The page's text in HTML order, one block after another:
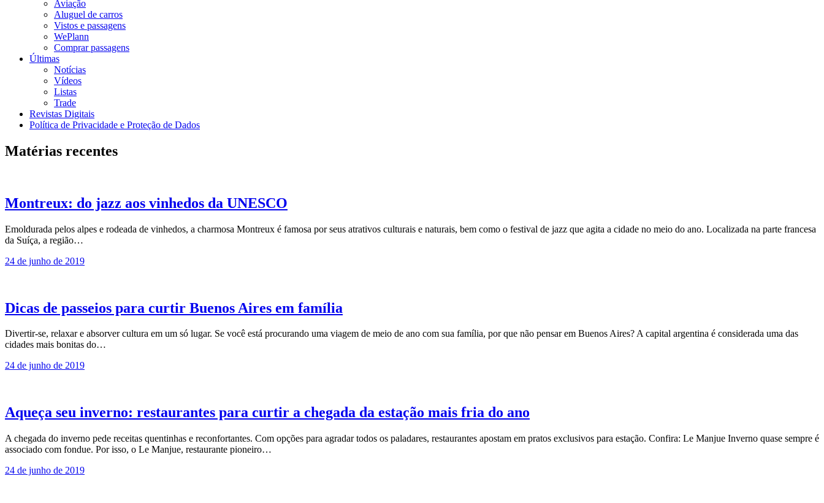
Aviação
Aluguel de carros
Vistos e passagens
WePlann
Comprar passagens
Últimas
Notícias
Vídeos
Listas
Trade
Revistas Digitais
Política de Privacidade e Proteção de Dados
Matérias recentes
Montreux: do jazz aos vinhedos da UNESCO
Emoldurada pelos alpes e rodeada de vinhedos, a charmosa Montreux é famosa por seus atrativos culturais e naturais, bem como o festival de jazz que agita a cidade no meio do ano. Localizada na parte francesa
da Suíça, a região…
24 de junho de 2019
Dicas de passeios para curtir Buenos Aires em família
Divertir-se, relaxar e absorver cultura em um só lugar. Se você está procurando uma viagem de meio de ano com sua família, por que não pensar em Buenos Aires? A capital argentina é considerada uma das
cidades mais bonitas do…
24 de junho de 2019
Aqueça seu inverno: restaurantes para curtir a chegada da estação mais fria do ano
A chegada do inverno pede receitas quentinhas e reconfortantes. Com opções para agradar todos os paladares, restaurantes apostam em pratos exclusivos para estação. Confira: Le Manjue Inverno quase sempre é
associado com fondue. Por isso, o Le Manjue, restaurante pioneiro…
24 de junho de 2019